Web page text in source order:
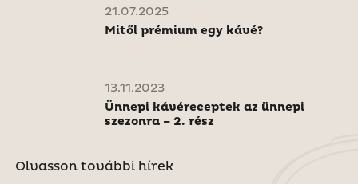
21.07.2025
Mitől prémium egy kávé?
13.11.2023
Ünnepi kávéreceptek az ünnepi
szezonra – 2. rész
Olvasson további hírek